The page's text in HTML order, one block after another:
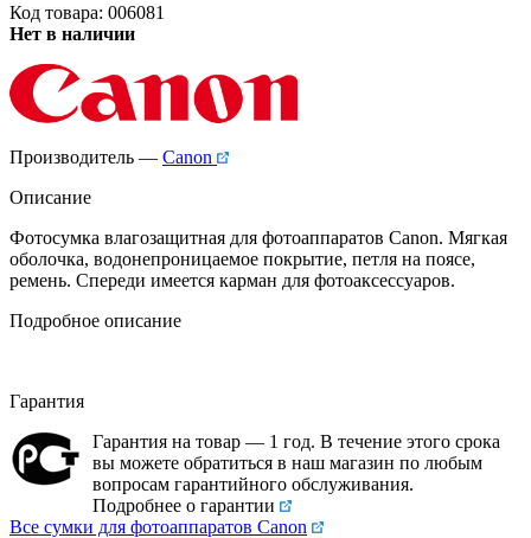
Код товара: 006081
Нет в наличии
Производитель — Canon
Описание
Фотосумка влагозащитная для фотоаппаратов Canon. Мягкая
оболочка, водонепроницаемое покрытие, петля на поясе,
ремень. Спереди имеется карман для фотоаксессуаров.
Подробное описание
Гарантия
Гарантия на товар — 1 год. В течение этого срока
вы можете обратиться в наш магазин по любым
вопросам гарантийного обслуживания.
Подробнее о гарантии
Все сумки для фотоаппаратов Canon